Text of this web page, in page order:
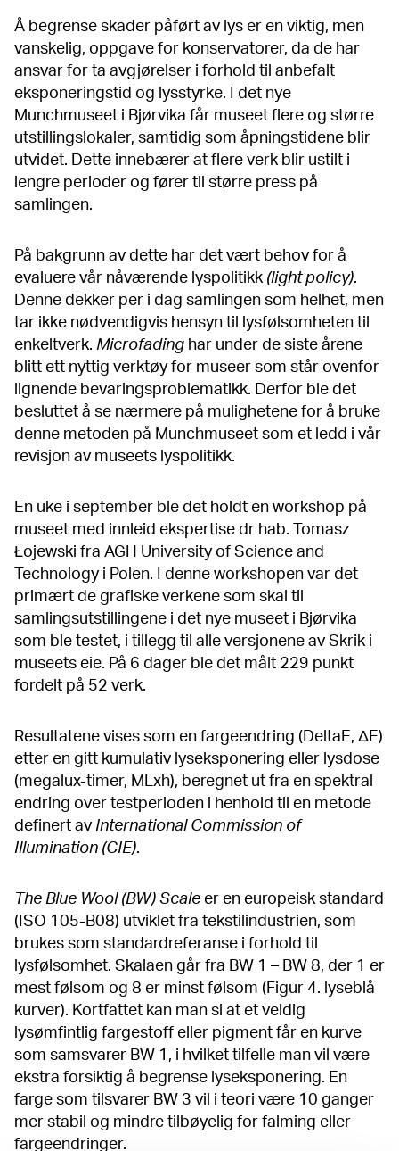
Å begrense skader påført av lys er en viktig, men
vanskelig, oppgave for konservatorer, da de har
ansvar for ta avgjørelser i forhold til anbefalt
eksponeringstid og lysstyrke. I det nye
Munchmuseet i Bjørvika får museet flere og større
utstillingslokaler, samtidig som åpningstidene blir
utvidet. Dette innebærer at flere verk blir ustilt i
lengre perioder og fører til større press på
samlingen.
På bakgrunn av dette har det vært behov for å
evaluere vår nåværende lyspolitikk (light policy).
Denne dekker per i dag samlingen som helhet, men
tar ikke nødvendigvis hensyn til lysfølsomheten til
enkeltverk. Microfading har under de siste årene
blitt ett nyttig verktøy for museer som står ovenfor
lignende bevaringsproblematikk. Derfor ble det
besluttet å se nærmere på mulighetene for å bruke
denne metoden på Munchmuseet som et ledd i vår
revisjon av museets lyspolitikk.
En uke i september ble det holdt en workshop på
museet med innleid ekspertise dr hab. Tomasz
Łojewski fra AGH University of Science and
Technology i Polen. I denne workshopen var det
primært de grafiske verkene som skal til
samlingsutstillingene i det nye museet i Bjørvika
som ble testet, i tillegg til alle versjonene av Skrik i
museets eie. På 6 dager ble det målt 229 punkt
fordelt på 52 verk.
Resultatene vises som en fargeendring (DeltaE, ΔE)
etter en gitt kumulativ lyseksponering eller lysdose
(megalux-timer, MLxh), beregnet ut fra en spektral
endring over testperioden i henhold til en metode
definert av International Commission of
Illumination (CIE).
The Blue Wool (BW) Scale er en europeisk standard
(ISO 105-B08) utviklet fra tekstilindustrien, som
brukes som standardreferanse i forhold til
lysfølsomhet. Skalaen går fra BW 1 – BW 8, der 1 er
mest følsom og 8 er minst følsom (Figur 4. lyseblå
kurver). Kortfattet kan man si at et veldig
lysømfintlig fargestoff eller pigment får en kurve
som samsvarer BW 1, i hvilket tilfelle man vil være
ekstra forsiktig å begrense lyseksponering. En
farge som tilsvarer BW 3 vil i teori være 10 ganger
mer stabil og mindre tilbøyelig for falming eller
fargeendringer.